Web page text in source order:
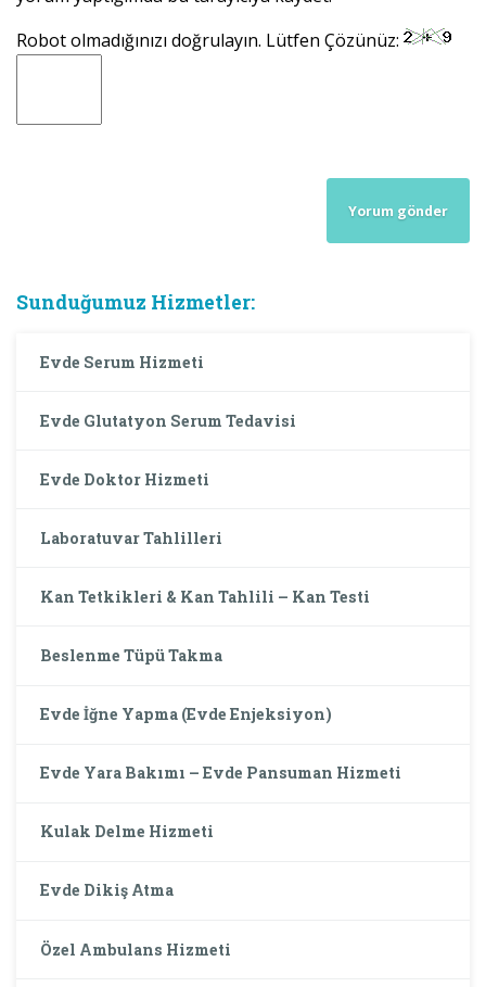
Robot olmadığınızı doğrulayın. Lütfen Çözünüz:
Sunduğumuz Hizmetler:
Evde Serum Hizmeti
Evde Glutatyon Serum Tedavisi
Evde Doktor Hizmeti
Laboratuvar Tahlilleri
Kan Tetkikleri & Kan Tahlili – Kan Testi
Beslenme Tüpü Takma
Evde İğne Yapma (Evde Enjeksiyon)
Evde Yara Bakımı – Evde Pansuman Hizmeti
Kulak Delme Hizmeti
Evde Dikiş Atma
Özel Ambulans Hizmeti